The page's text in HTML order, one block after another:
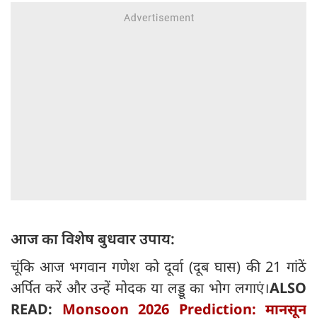
आज का विशेष बुधवार उपाय:
चूंकि आज भगवान गणेश को दूर्वा (दूब घास) की 21 गांठें
अर्पित करें और उन्हें मोदक या लड्डू का भोग लगाएं।ALSO
READ: Monsoon 2026 Prediction: मानसून